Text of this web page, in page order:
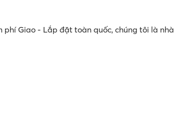
Giao - Lắp đặt toàn quốc, chúng tôi là nhà